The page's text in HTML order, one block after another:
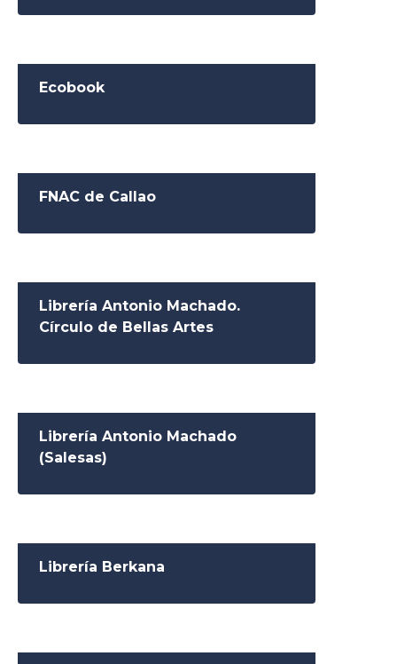
Ecobook
FNAC de Callao
Librería Antonio Machado.
Círculo de Bellas Artes
Librería Antonio Machado
(Salesas)
Librería Berkana